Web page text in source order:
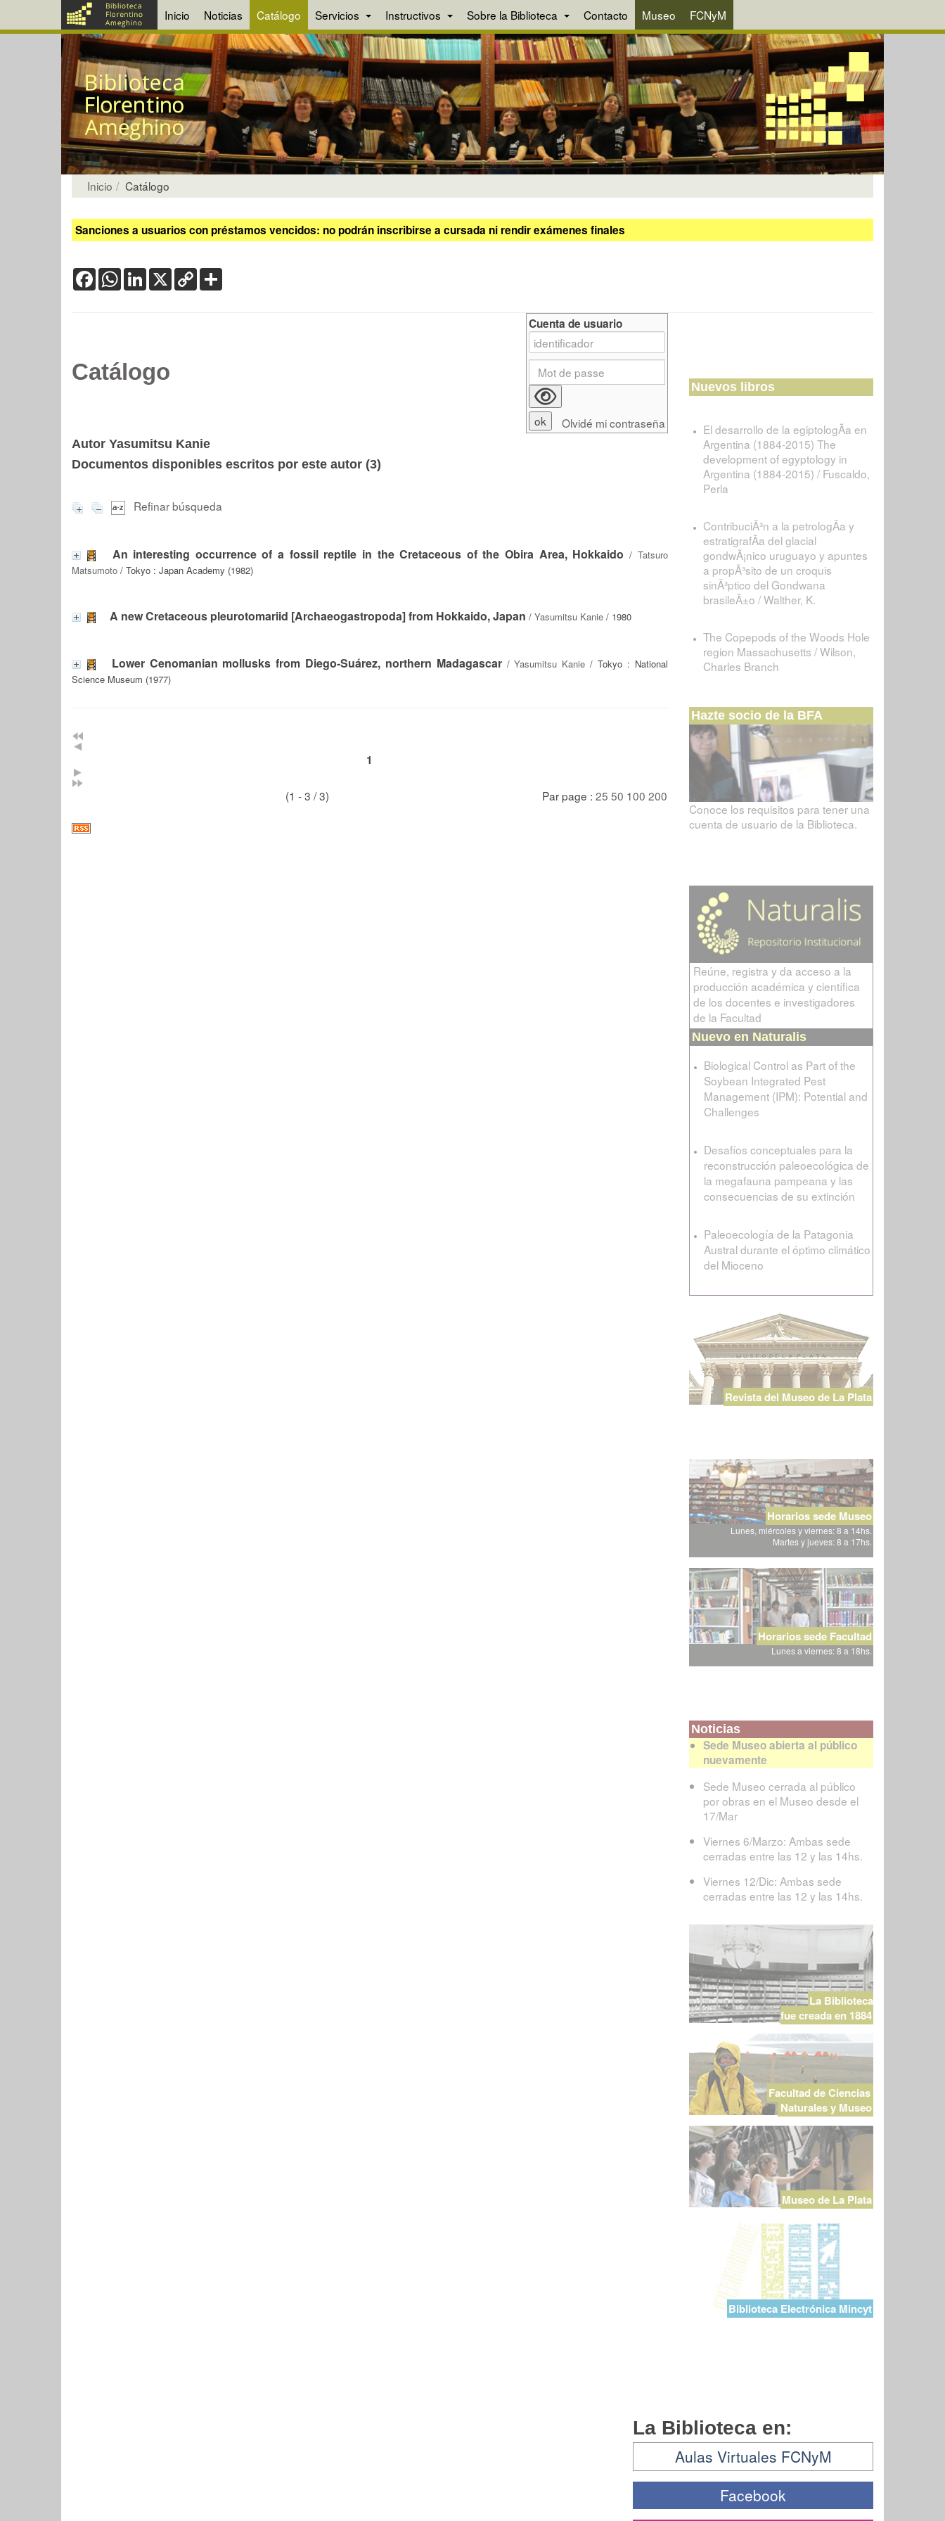
Inicio Noticias Catálogo Servicios Instructivos Sobre la Biblioteca Contacto Museo FCNyM
Inicio Catálogo
Sanciones a usuarios con préstamos vencidos: no podrán inscribirse a cursada ni rendir exámenes finales
FacebookWhatsApp
LinkedIn
X Copy
Link
Catálogo
Autor Yasumitsu Kanie
Documentos disponibles escritos por este autor (3)
Refinar búsqueda
An interesting occurrence of a fossil reptile in the Cretaceous of the Obira Area, Hokkaido / Tatsuro
Matsumoto / Tokyo : Japan Academy (1982)
A new Cretaceous pleurotomariid [Archaeogastropoda] from Hokkaido, Japan / Yasumitsu Kanie / 1980
Lower Cenomanian mollusks from Diego-Suárez, northern Madagascar/Yasumitsu Kanie / Tokyo : National
Science Museum (1977)
1
(1 - 3 / 3) Par page : 25 50 100 200
Cuenta de usuario
Olvidé mi contraseña
Nuevos libros
El desarrollo de la egiptologÃ­a en
Argentina (1884-2015) The
development of egyptology in
Argentina (1884-2015) / Fuscaldo,
Perla
ContribuciÃ³n a la petrologÃ­a y
estratigrafÃ­a del glacial
gondwÃ¡nico uruguayo y apuntes
a propÃ³sito de un croquis
sinÃ³ptico del Gondwana
brasileÃ±o / Walther, K.
The Copepods of the Woods Hole
region Massachusetts / Wilson,
Charles Branch
Hazte socio de la BFA
Conoce los requisitos para tener una
cuenta de usuario de la Biblioteca.
Reúne, registra y da acceso a la
producción académica y científica
de los docentes e investigadores
de la Facultad
Nuevo en Naturalis
Biological Control as Part of the
Soybean Integrated Pest
Management (IPM): Potential and
Challenges
Desafíos conceptuales para la
reconstrucción paleoecológica de
la megafauna pampeana y las
consecuencias de su extinción
Paleoecología de la Patagonia
Austral durante el óptimo climático
del Mioceno
Revista del Museo de La Plata
Horarios sede Museo
Lunes, miércoles y viernes: 8 a 14hs.
Martes y jueves: 8 a 17hs.
Horarios sede Facultad
Lunes a viernes: 8 a 18hs.
Noticias
Sede Museo abierta al público
nuevamente
Sede Museo cerrada al público
por obras en el Museo desde el
17/Mar
Viernes 6/Marzo: Ambas sede
cerradas entre las 12 y las 14hs.
Viernes 12/Dic: Ambas sede
cerradas entre las 12 y las 14hs.
La Biblioteca
fue creada en 1884
Facultad de Ciencias
Naturales y Museo
Museo de La Plata
Biblioteca Electrónica Mincyt
La Biblioteca en:
Aulas Virtuales FCNyM
Facebook